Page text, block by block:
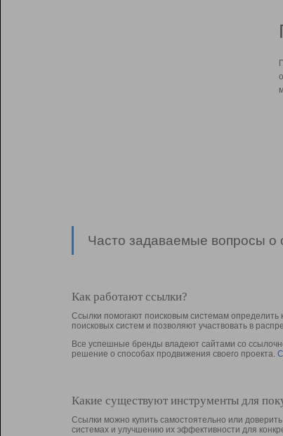
Часто задаваемые вопросы о
Как работают ссылки?
Ссылки помогают поисковым системам определить
поисковых систем и позволяют участвовать в
Все успешные бренды владеют сайтами со
решение о способах продвижения своего проекта.
Какие существуют инструменты для
Ссылки можно купить самостоятельно или
системах и улучшению их эффективности для